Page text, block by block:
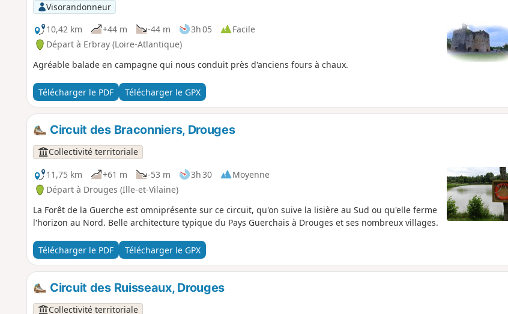
Visorandonneur
10,42 km
+44 m -44 m 3h 05
Facile
Départ à Erbray (Loire-Atlantique)
Agréable balade en campagne qui nous conduit près d'anciens fours à chaux.
Télécharger le PDF Télécharger le GPX
Circuit des Braconniers, Drouges
Collectivité territoriale
11,75 km
+61 m -53 m 3h 30
Moyenne
Départ à Drouges (Ille-et-Vilaine)
La Forêt de la Guerche est omniprésente sur ce circuit, qu'on suive la lisière au Sud ou qu'elle ferme
l'horizon au Nord. Belle architecture typique du Pays Guerchais à Drouges et ses nombreux villages.
Télécharger le PDF Télécharger le GPX
Circuit des Ruisseaux, Drouges
Collectivité territoriale